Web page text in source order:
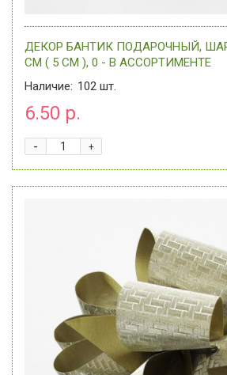
ДЕКОР БАНТИК ПОДАРОЧНЫЙ,
СМ ( 5 СМ ), 0 - В АССОРТИМЕНТЕ
Наличие: 102 шт.
6.50 р.
+
-